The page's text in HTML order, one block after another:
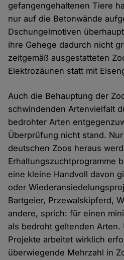
gefangengehaltenen Tiere
nur auf die Betonwände
Dschungelmotiven
ihre Gehege dadurch nicht
zeitgemäß ausgestatteten
Elektrozäunen statt mit
Auch die Behauptung der
schwindenden Artenvielfalt
bedrohter Arten
Überprüfung nicht stand.
deutschen Zoos heraus
Erhaltungszuchtprogramme
eine kleine Handvoll davon
oder
Bartgeier, Przewalskipferd,
andere, sprich: für einen
als bedroht geltenden Arten.
Projekte arbeitet wirklich
überwiegende Mehrzahl in